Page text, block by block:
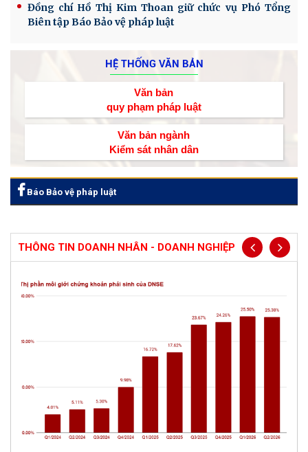
Đồng chí Hồ Thị Kim Thoan giữ chức vụ Phó Tổng
Biên tập Báo Bảo vệ pháp luật
HỆ THỐNG VĂN BẢN
Văn bản
quy phạm pháp luật
Văn bản ngành
Kiểm sát nhân dân
Báo Bảo vệ pháp luật
THÔNG TIN DOANH NHÂN - DOANH NGHIỆP